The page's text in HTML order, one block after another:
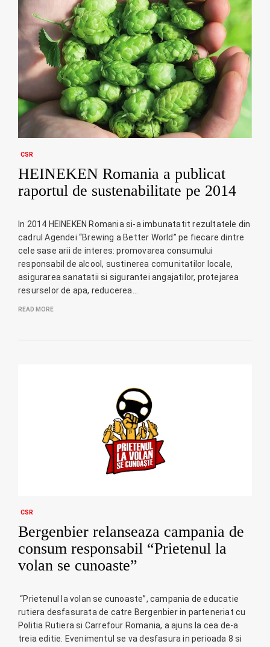
CSR
HEINEKEN Romania a publicat
raportul de sustenabilitate pe 2014
In 2014 HEINEKEN Romania si-a imbunatatit rezultatele din
cadrul Agendei “Brewing a Better World” pe fiecare dintre
cele sase arii de interes: promovarea consumului
responsabil de alcool, sustinerea comunitatilor locale,
asigurarea sanatatii si sigurantei angajatilor, protejarea
resurselor de apa, reducerea…
READ MORE
CSR
Bergenbier relanseaza campania de
consum responsabil “Prietenul la
volan se cunoaste”
“Prietenul la volan se cunoaste”, campania de educatie
rutiera desfasurata de catre Bergenbier in parteneriat cu
Politia Rutiera si Carrefour Romania, a ajuns la cea de-a
treia editie. Evenimentul se va desfasura in perioada 8 si